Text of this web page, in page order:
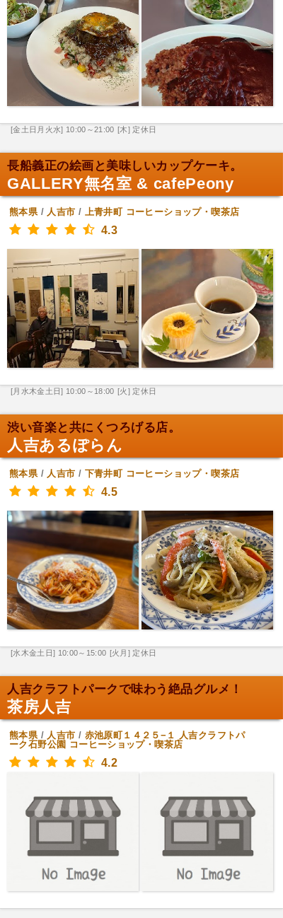
[金土日月火水] 10:00～21:00 [木] 定休日
長船義正の絵画と美味しいカップケーキ。
GALLERY無名室 & cafePeony
熊本県/ 人吉市 / 上青井町 コーヒーショップ・喫茶店
4.3
[月水木金土日] 10:00～18:00 [火] 定休日
渋い音楽と共にくつろげる店。
人吉あるぽらん
熊本県/ 人吉市 / 下青井町 コーヒーショップ・喫茶店
4.5
[水木金土日] 10:00～15:00 [火月] 定休日
人吉クラフトパークで味わう絶品グルメ！
茶房人吉
熊本県/ 人吉市 / 赤池原町１４２５−１ 人吉クラフトパ
ーク石野公園 コーヒーショップ・喫茶店
4.2